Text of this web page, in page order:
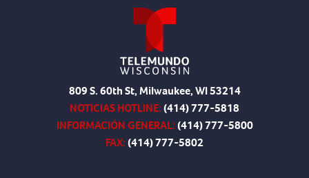
809 S. 60th St, Milwaukee, WI 53214
NOTICIAS HOTLINE:(414) 777-5818
INFORMACIÓN GENERAL:(414) 777-5800
FAX:(414) 777-5802